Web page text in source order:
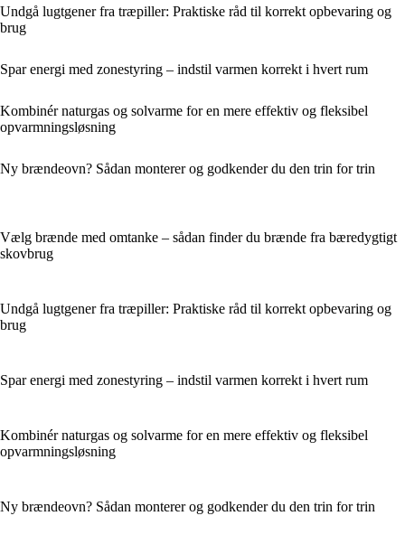
Undgå lugtgener fra træpiller: Praktiske råd til korrekt opbevaring og
brug
Spar energi med zonestyring – indstil varmen korrekt i hvert rum
Kombinér naturgas og solvarme for en mere effektiv og fleksibel
opvarmningsløsning
Ny brændeovn? Sådan monterer og godkender du den trin for trin
Vælg brænde med omtanke – sådan finder du brænde fra bæredygtigt
skovbrug
Undgå lugtgener fra træpiller: Praktiske råd til korrekt opbevaring og
brug
Spar energi med zonestyring – indstil varmen korrekt i hvert rum
Kombinér naturgas og solvarme for en mere effektiv og fleksibel
opvarmningsløsning
Ny brændeovn? Sådan monterer og godkender du den trin for trin